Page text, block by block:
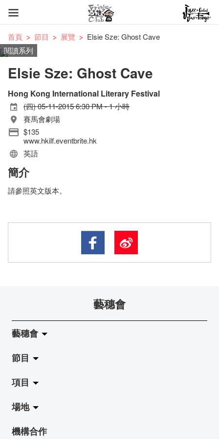
首頁 節目 展覽
Elsie Sze: Ghost Cave
閱讀系列
Elsie Sze: Ghost Cave
Hong Kong International Literary Festival
(四) 05-11-2015 6:30 PM - 1 小時
賽馬會劇場
$135
www.hkilf.eventbrite.hk
英語
簡介
請參照英文版本。
藝穗會
藝穗會
關於藝穗會
藝穗會的演化
使命與宗旨
藝穗會架構
節目
拉闊
展覽
演出
項目
Jazz-Go-Central, Jazz-Go-Fringe
LPL
場地
陳麗玲畫廊
機構合作